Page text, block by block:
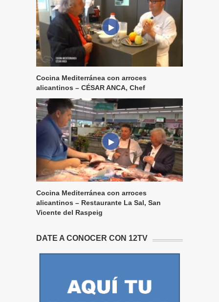
Cocina Mediterránea con arroces
alicantinos – CÉSAR ANCA, Chef
Cocina Mediterránea con arroces
alicantinos – Restaurante La Sal, San
Vicente del Raspeig
DATE A CONOCER CON 12TV